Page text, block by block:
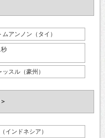
アンノン（タイ）
スル（豪州）
インドネシア）